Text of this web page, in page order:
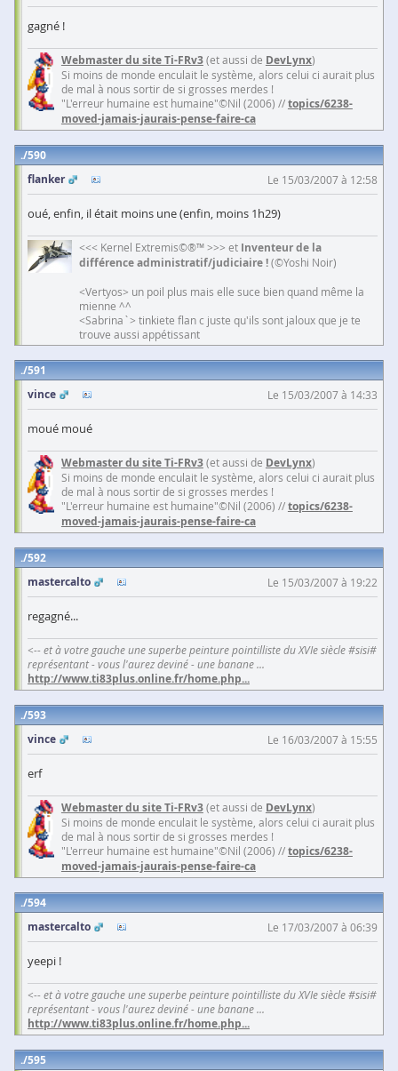
gagné !
Webmaster du site Ti-FRv3(et aussi de DevLynx)
Si moins de monde enculait le système, alors celui ci aurait plus
de mal à nous sortir de si grosses merdes !
"L'erreur humaine est humaine"©Nil (2006) //topics/6238-
moved-jamais-jaurais-pense-faire-ca
590
flanker
Le 15/03/2007 à 12:58
oué, enfin, il était moins une (enfin, moins 1h29)
<<< Kernel Extremis©®™ >>> et Inventeur de la
différence administratif/judiciaire !(©Yoshi Noir)
<Vertyos> un poil plus mais elle suce bien quand même la
mienne ^^
<Sabrina`> tinkiete flan c juste qu'ils sont jaloux que je te
trouve aussi appétissant
591
vince
Le 15/03/2007 à 14:33
moué moué
Webmaster du site Ti-FRv3(et aussi de DevLynx)
Si moins de monde enculait le système, alors celui ci aurait plus
de mal à nous sortir de si grosses merdes !
"L'erreur humaine est humaine"©Nil (2006) //topics/6238-
moved-jamais-jaurais-pense-faire-ca
592
mastercalto
Le 15/03/2007 à 19:22
regagné...
<-- et à votre gauche une superbe peinture pointilliste du XVIe siècle #sisi#
représentant - vous l'aurez deviné - une banane ...
http://www.ti83plus.online.fr/home.php...
593
vince
Le 16/03/2007 à 15:55
erf
Webmaster du site Ti-FRv3(et aussi de DevLynx)
Si moins de monde enculait le système, alors celui ci aurait plus
de mal à nous sortir de si grosses merdes !
"L'erreur humaine est humaine"©Nil (2006) //topics/6238-
moved-jamais-jaurais-pense-faire-ca
594
mastercalto
Le 17/03/2007 à 06:39
yeepi !
<-- et à votre gauche une superbe peinture pointilliste du XVIe siècle #sisi#
représentant - vous l'aurez deviné - une banane ...
http://www.ti83plus.online.fr/home.php...
595